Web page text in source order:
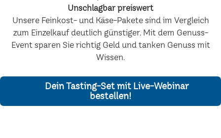
Unschlagbar preiswert
Unsere Feinkost- und Käse-Pakete sind im Vergleich
zum Einzelkauf deutlich günstiger. Mit dem Genuss-
Event sparen Sie richtig Geld und tanken Genuss mit
Wissen.
Dein Tasting-Set mit Live-Webinar
bestellen!